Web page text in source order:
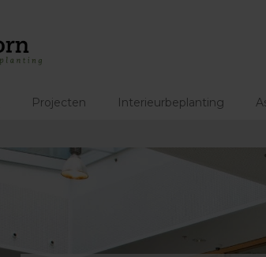
Projecten Interieurbeplanting